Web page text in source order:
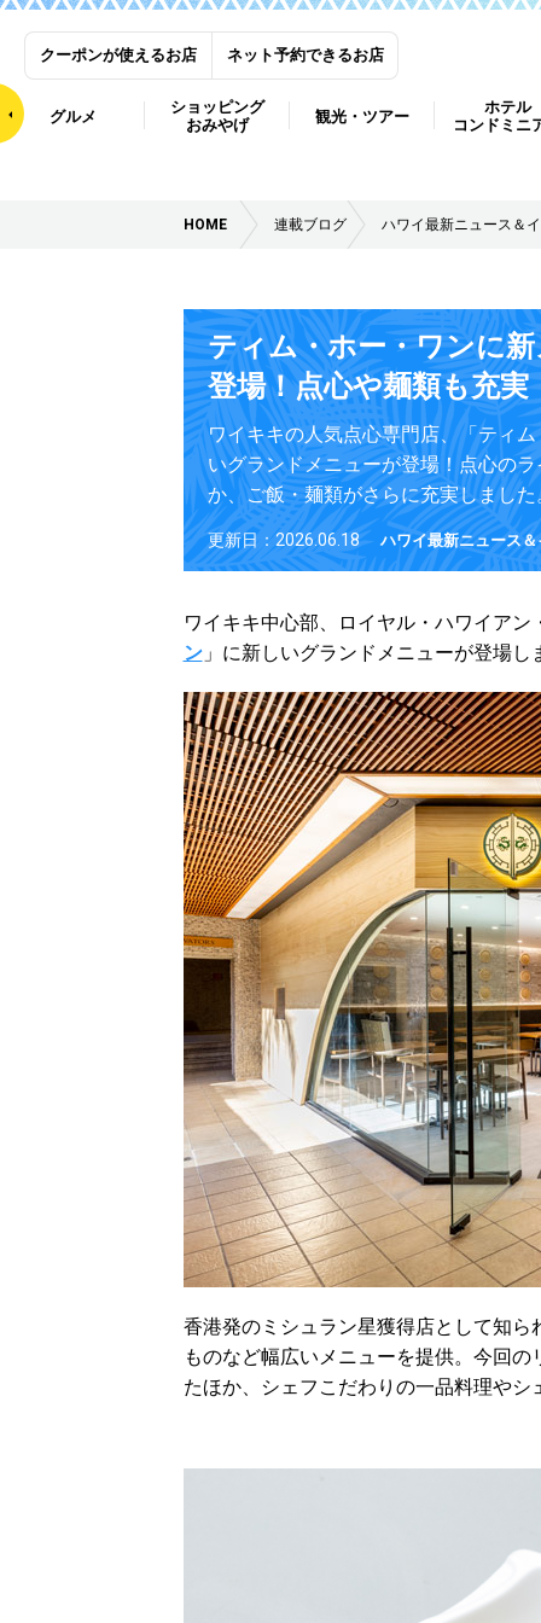
クーポンが使えるお店 ネット予約できるお店
グルメ
ショッピング
おみやげ
観光・ツアー
ホテル
コンドミニ
HOME 連載ブログ ハワイ最新ニュース＆
ティム・ホー・ワンに
登場！点心や麺類も充実
ワイキキの人気点心専門店、「ティ
いグランドメニューが登場！点心の
か、ご飯・麺類がさらに充実しました
更新日：2026.06.18 ハワイ最新ニュース＆
ワイキキ中心部、ロイヤル・ハワイア
ン」に新しいグランドメニューが登場し
香港発のミシュラン星獲得店として知
ものなど幅広いメニューを提供。今回
たほか、シェフこだわりの一品料理や